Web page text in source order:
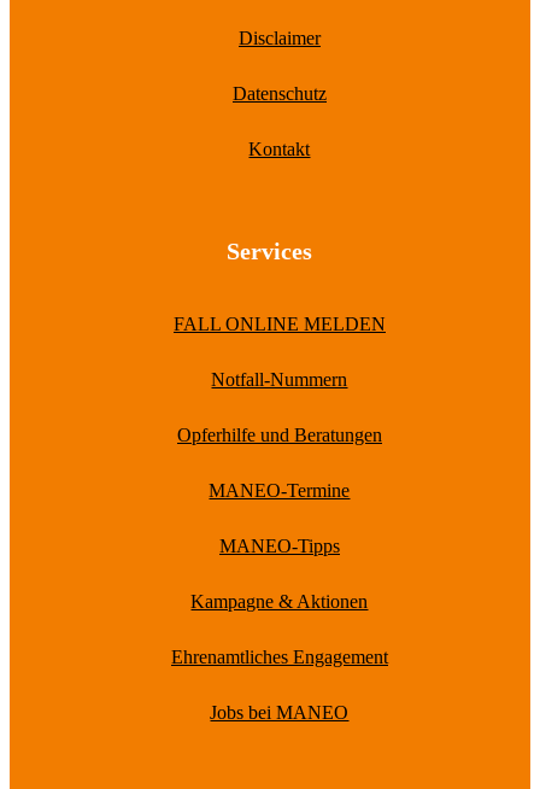
Disclaimer
Datenschutz
Kontakt
Services
FALL ONLINE MELDEN
Notfall-Nummern
Opferhilfe und Beratungen
MANEO-Termine
MANEO-Tipps
Kampagne & Aktionen
Ehrenamtliches Engagement
Jobs bei MANEO